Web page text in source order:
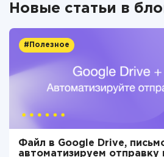
Новые статьи в
#Полезное
Файл в Google Drive,
автоматизируем отправку